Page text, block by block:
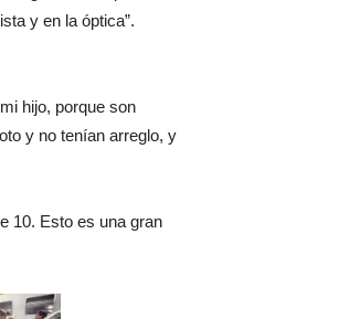
y en la óptica”.
hijo, porque son
y no tenían arreglo, y
10. Esto es una gran